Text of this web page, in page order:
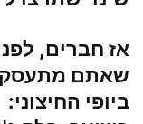
אז חברים,
שאתם
ביופי החיצוני: